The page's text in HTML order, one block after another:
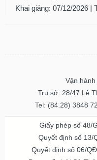
Khai giảng: 07/12/2026 |
Vận hành
Trụ sở: 28/47 Lê
Tel: (84.28) 3848
Giấy phép số 48/
Quyết định số 13/
Quyết định số 06/